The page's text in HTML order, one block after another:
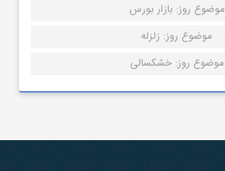
موضوع روز: بازار بورس
موضوع روز: زلزله
موضوع روز: خشکسالی